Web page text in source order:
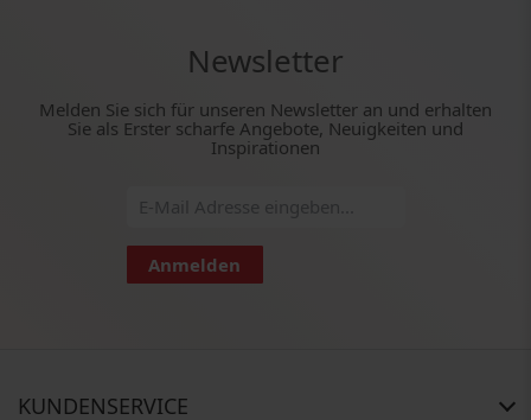
Newsletter
Melden Sie sich für unseren Newsletter an und erhalten
Sie als Erster scharfe Angebote, Neuigkeiten und
Inspirationen
Anmelden
KUNDENSERVICE